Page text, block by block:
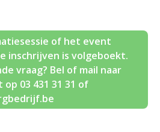
of het event
inschrijven is volgeboekt.
vraag? Bel of mail naar
03 431 31 31 of